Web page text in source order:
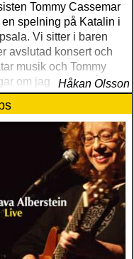
Tommy Cassemar
spelning på Katalin i
Vi sitter i baren
avslutad konsert och
musik och Tommy
om jag spelar något
Håkan Olsson